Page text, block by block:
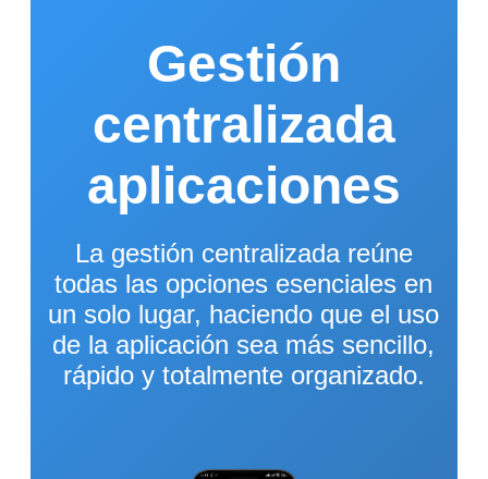
Gestión
centralizada
aplicaciones
La gestión centralizada reúne
todas las opciones esenciales en
un solo lugar, haciendo que el uso
de la aplicación sea más sencillo,
rápido y totalmente organizado.